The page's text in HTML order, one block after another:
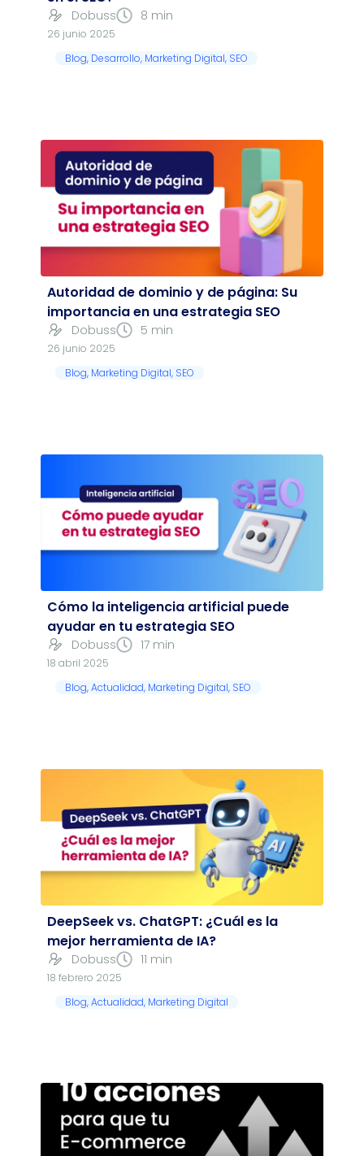
Dobuss 8 min
26 junio 2025
Blog, Desarrollo, Marketing Digital, SEO
Autoridad de dominio y de página: Su
importancia en una estrategia SEO
Dobuss 5 min
26 junio 2025
Blog, Marketing Digital, SEO
Cómo la inteligencia artificial puede
ayudar en tu estrategia SEO
Dobuss 17 min
18 abril 2025
Blog,Actualidad, Marketing Digital, SEO
DeepSeek vs. ChatGPT: ¿Cuál es la
mejor herramienta de IA?
Dobuss 11 min
18 febrero 2025
Blog,Actualidad, Marketing Digital